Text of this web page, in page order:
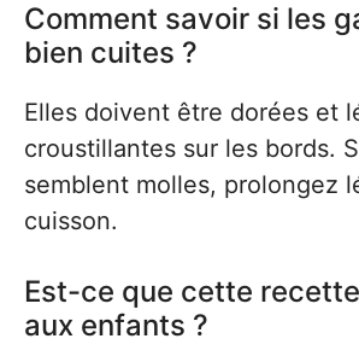
Comment savoir si les
bien cuites ?
Elles doivent être dorées et
croustillantes sur les bords.
semblent molles, prolongez
cuisson.
Est-ce que cette
aux enfants ?